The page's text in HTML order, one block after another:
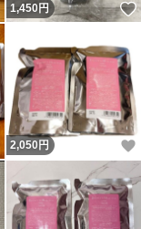
いいね！
1,450 円
いいね！
2,050 円